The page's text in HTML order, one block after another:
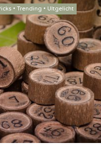
• Trending • UItgelicht